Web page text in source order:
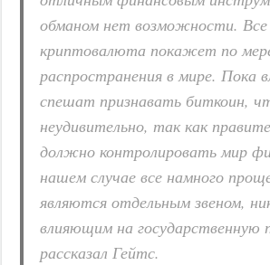
обманом нет возможности. Все
криптовалюта покажет по
распространения в мире. Пока
спешат признавать биткоин,
неудивительно, так как
должно контролировать мир
нашем случае все намного
являются отдельным звеном,
влияющим на государственную
рассказал Гейтс.